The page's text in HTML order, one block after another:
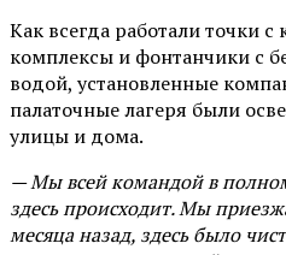
Как всегда работали точки
комплексы и фонтанчики с
водой, установленные
палаточные лагеря были
улицы и дома.
— Мы всей командой в
здесь происходит. Мы
месяца назад, здесь было